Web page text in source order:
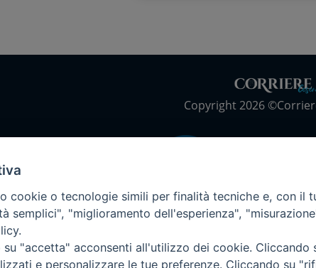
Copyright 2026
cookie o tecnologie simili per finalità tecniche e, con il
semplici", "miglioramento dell'esperienza",
su "accetta" acconsenti all'utilizzo dei cookie.
e personalizzare le tue preferenze. Cliccando su